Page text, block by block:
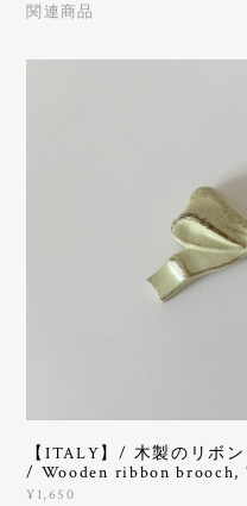
関連商品
【ITALY】/ 木製のリボ
/ Wooden ribbon brooch,
¥1,650